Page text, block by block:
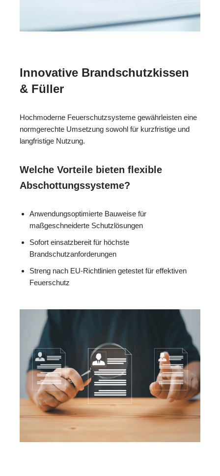
Innovative Brandschutzkissen
& Füller
Hochmoderne Feuerschutzsysteme gewährleisten eine
normgerechte Umsetzung sowohl für kurzfristige und
langfristige Nutzung.
Welche Vorteile bieten flexible
Abschottungssysteme?
Anwendungsoptimierte Bauweise für
maßgeschneiderte Schutzlösungen
Sofort einsatzbereit für höchste
Brandschutzanforderungen
Streng nach EU-Richtlinien getestet für effektiven
Feuerschutz